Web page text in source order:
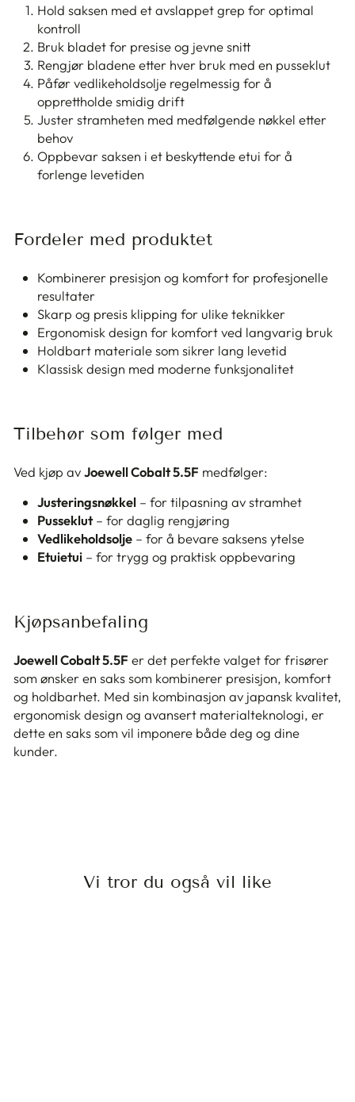
Hold saksen med et avslappet grep for optimal
kontroll
Bruk bladet for presise og jevne snitt
Rengjør bladene etter hver bruk med en pusseklut
Påfør vedlikeholdsolje regelmessig for å
opprettholde smidig drift
Juster stramheten med medfølgende nøkkel etter
behov
Oppbevar saksen i et beskyttende etui for å
forlenge levetiden
Fordeler med produktet
Kombinerer presisjon og komfort for profesjonelle
resultater
Skarp og presis klipping for ulike teknikker
Ergonomisk design for komfort ved langvarig bruk
Holdbart materiale som sikrer lang levetid
Klassisk design med moderne funksjonalitet
Tilbehør som følger med
Ved kjøp avJoewell Cobalt 5.5F medfølger:
Justeringsnøkkel – for tilpasning av stramhet
Pusseklut– for daglig rengjøring
Vedlikeholdsolje – for å bevare saksens ytelse
Etuietui – for trygg og praktisk oppbevaring
Kjøpsanbefaling
Joewell Cobalt 5.5F er det perfekte valget for frisører
som ønsker en saks som kombinerer presisjon, komfort
og holdbarhet. Med sin kombinasjon av japansk kvalitet,
ergonomisk design og avansert materialteknologi, er
dette en saks som vil imponere både deg og dine
kunder.
Vi tror du også vil like